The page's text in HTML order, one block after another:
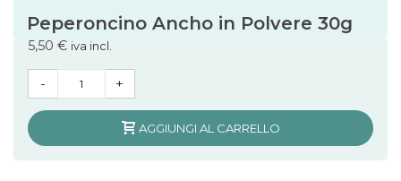
Peperoncino Ancho in Polvere 30g
5,50 € iva incl.
- +
AGGIUNGI AL CARRELLO